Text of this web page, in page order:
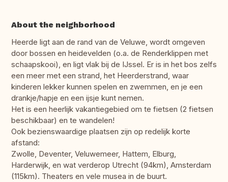
About the neighborhood
Heerde ligt aan de rand van de Veluwe, wordt omgeven
door bossen en heidevelden (o.a. de Renderklippen met
schaapskooi), en ligt vlak bij de IJssel. Er is in het bos zelfs
een meer met een strand, het Heerderstrand, waar
kinderen lekker kunnen spelen en zwemmen, en je een
drankje/hapje en een ijsje kunt nemen.
Het is een heerlijk vakantiegebied om te fietsen (2 fietsen
beschikbaar) en te wandelen!
Ook bezienswaardige plaatsen zijn op redelijk korte
afstand:
Zwolle, Deventer, Veluwemeer, Hattem, Elburg,
Harderwijk, en wat verderop Utrecht (94km), Amsterdam
(115km). Theaters en vele musea in de buurt.